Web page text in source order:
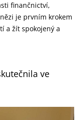
finančnictví,
je prvním krokem
a žít spokojený a
ve